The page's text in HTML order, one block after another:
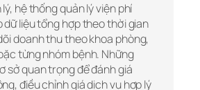
hệ thống quản lý viện phí
liệu tổng hợp theo thời gian
doanh thu theo khoa phòng,
từng nhóm bệnh. Những
sở quan trọng để đánh giá
điều chỉnh giá dịch vụ hợp lý